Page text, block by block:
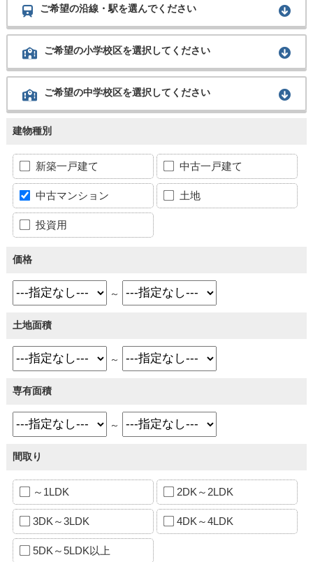
ご希望の沿線・駅を選んでください
ご希望の小学校区を選択してください
ご希望の中学校区を選択してください
建物種別
新築一戸建て 中古一戸建て
中古マンション 土地
投資用
価格
～
土地面積
～
専有面積
～
間取り
～1LDK 2DK～2LDK
3DK～3LDK 4DK～4LDK
5DK～5LDK以上